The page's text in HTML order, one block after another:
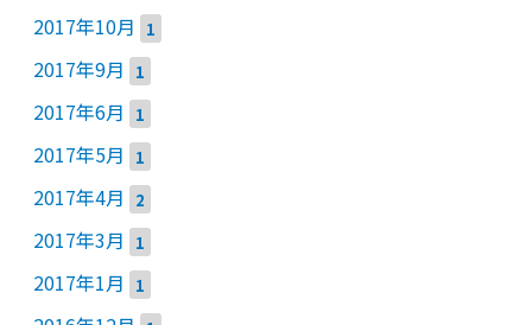
2017年10月 1
2017年9月 1
2017年6月 1
2017年5月 1
2017年4月 2
2017年3月 1
2017年1月 1